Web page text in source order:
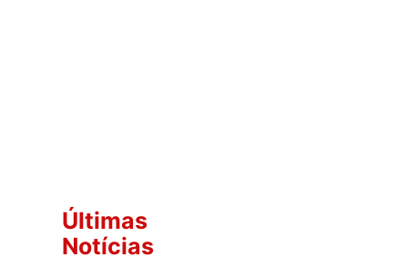
Últimas
Notícias